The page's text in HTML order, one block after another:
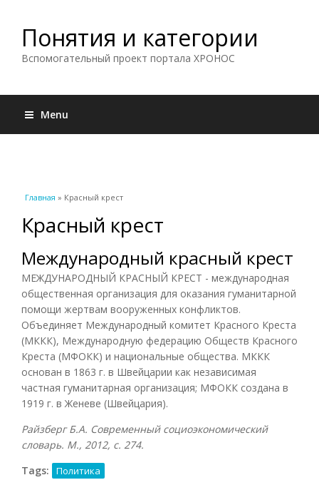
Понятия и категории
Вспомогательный проект портала ХРОНОС
Menu
Вы здесь
Главная » Красный крест
Красный крест
Международный красный крест
МЕЖДУНАРОДНЫЙ КРАСНЫЙ КРЕСТ - международная
общественная организация для оказания гуманитарной
помощи жертвам вооруженных конфликтов.
Объединяет Международный комитет Красного Креста
(МККК), Международную федерацию Обществ Красного
Креста (МФОКК) и национальные общества. МККК
основан в 1863 г. в Швейцарии как независимая
частная гуманитарная организация; МФОКК создана в
1919 г. в Женеве (Швейцария).
Райзберг Б.А. Современный социоэкономический
словарь. М., 2012, с. 274.
Tags:
Политика